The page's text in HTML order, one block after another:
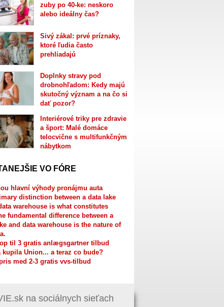
zuby po 40-ke: neskoro
alebo ideálny čas?
Sivý zákal: prvé príznaky,
ktoré ľudia často
prehliadajú
Doplnky stravy pod
drobnohľadom: Kedy majú
skutočný význam a na čo si
dať pozor?
Interiérové triky pre zdravie
a šport: Malé domáce
telocvične s multifunkčným
nábytkom
VO FÓRE
hlavní výhody pronájmu auta
distinction between a data lake
warehouse is what constitutes
fundamental difference between a
and data warehouse is the nature of
til 3 gratis anlægsgartner tilbud
kupila Union... a teraz co bude?
med 2-3 gratis vvs-tilbud
na sociálnych sieťach